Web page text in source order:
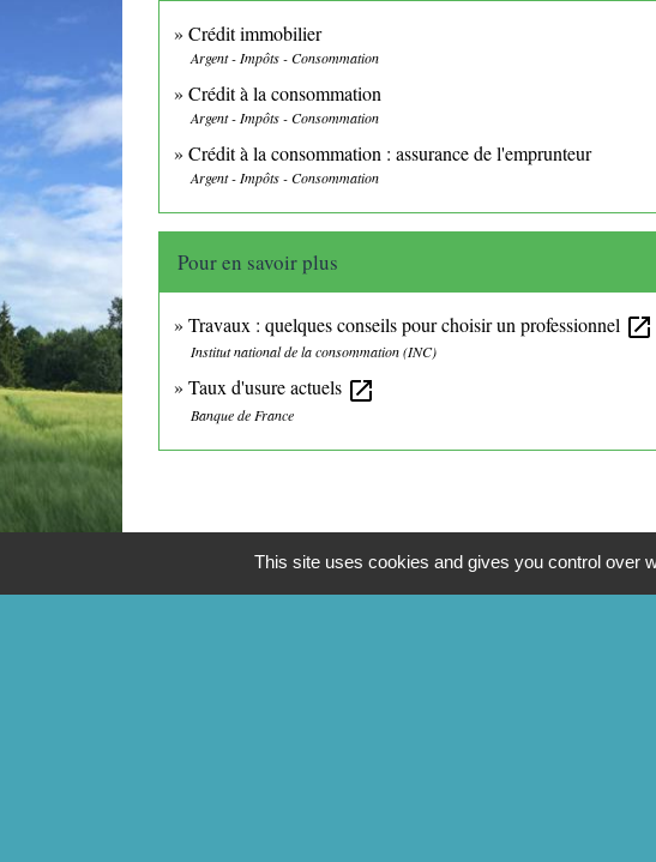
Crédit immobilier
Argent - Impôts - Consommation
Crédit à la consommation
Argent - Impôts - Consommation
Crédit à la consommation : assurance de l'emprunteur
Argent - Impôts - Consommation
Pour en savoir plus
Travaux : quelques conseils pour choisir un professionnel open_in_new
Institut national de la consommation (INC)
Taux d'usure actuels open_in_new
Banque de France
This site uses cookies and gives you control over